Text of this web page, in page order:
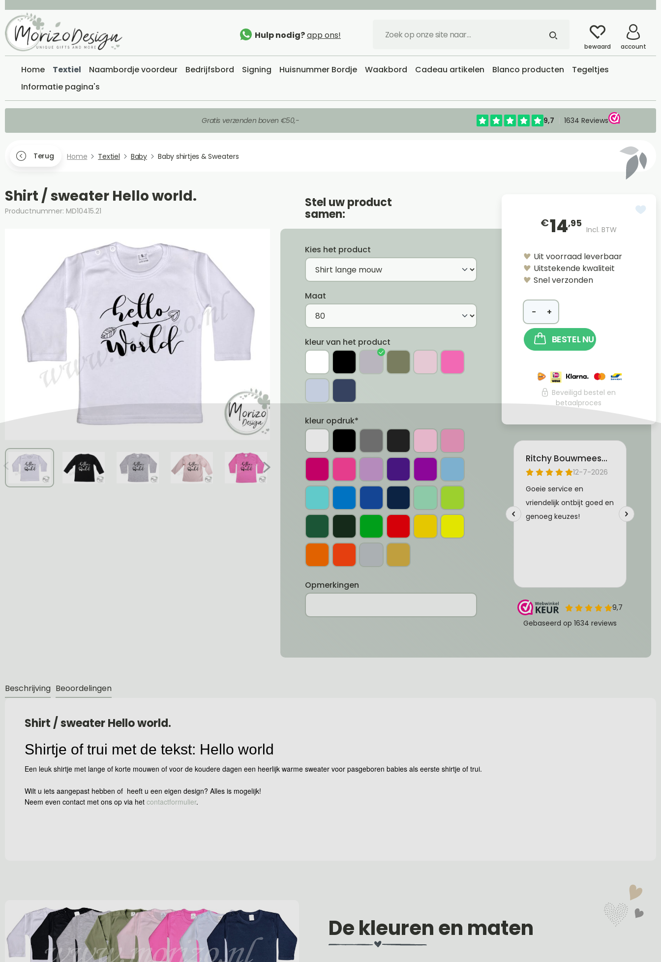
Hulp nodig?app ons!
bewaard account
Home Textiel Naambordje voordeur Bedrijfsbord Signing Huisnummer Bordje Waakbord Cadeau artikelen Blanco producten
Tegeltjes
Informatie pagina's
Gratis verzenden boven €50,-
Terug Home Textiel Baby Baby shirtjes & Sweaters
Shirt / sweater Hello world.
Productnummer: MD10415.21
Stel uw product
samen:
Kies het product
Maat
kleur van het product
kleur opdruk*
Opmerkingen
€14,95
Incl. BTW
Uit voorraad leverbaar
Uitstekende kwaliteit
Snel verzonden
− +
BESTEL NU
Beveiligd bestel en
betaalproces
Beschrijving Beoordelingen
Shirt / sweater Hello world.
Shirtje of trui met de tekst: Hello world
Een leuk shirtje met lange of korte mouwen of voor de koudere dagen een heerlijk warme sweater voor pasgeboren babies als eerste shirtje of trui.
Wilt u iets aangepast hebben of heeft u een eigen design? Alles is mogelijk!
Neem even contact met ons op via het contactformulier.
De kleuren en maten